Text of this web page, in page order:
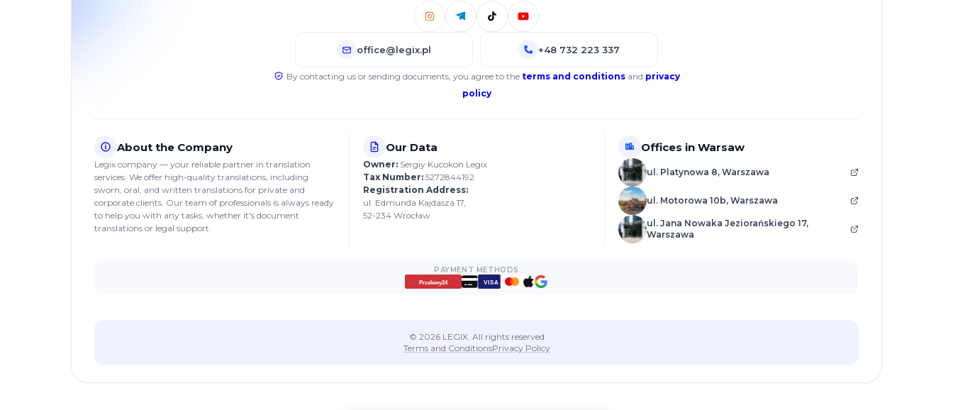
office@legix.pl +48 732 223 337
By contacting us or sending documents, you agree to the terms and conditions and privacy
policy
About the Company
Legix company — your reliable partner in translation
services. We offer high-quality translations, including
sworn, oral, and written translations for private and
corporate clients. Our team of professionals is always ready
to help you with any tasks, whether it's document
translations or legal support.
Our Data
Owner: Sergiy Kucokon Legix
Tax Number: 5272844192
Registration Address:
ul. Edmunda Kajdasza 17,
52-234 Wrocław
Offices in Warsaw
ul. Platynowa 8, Warszawa
ul. Motorowa 10b, Warszawa
ul. Jana Nowaka Jeziorańskiego 17,
Warszawa
PAYMENT METHODS
Przelewy24 VISA
© 2026 LEGIX. All rights reserved
Terms and ConditionsPrivacy Policy